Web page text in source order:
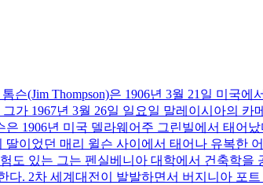
(Jim Thompson)은 1906년 3월 21일 미국에
가 1967년 3월 26일 일요일 말레이시아의
1906년 미국 델라웨어주 그린빌에서 태어
이었던 매리 윌슨 사이에서 태어나 유복한
있는 그는 펜실베니아 대학에서 건축학을
. 2차 세계대전이 발발하면서 버지니아 포